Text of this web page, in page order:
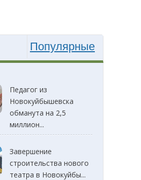
Популярные
Педагог из
Новокуйбышевска
обманута на 2,5
миллион...
Завершение
строительства нового
театра в Новокуйбы...